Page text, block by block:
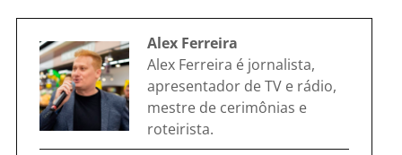
Alex Ferreira
Alex Ferreira é jornalista,
apresentador de TV e rádio,
mestre de cerimônias e
roteirista.